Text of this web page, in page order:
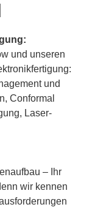
und unseren
und
Conformal
Laser-
– Ihr
wir kennen